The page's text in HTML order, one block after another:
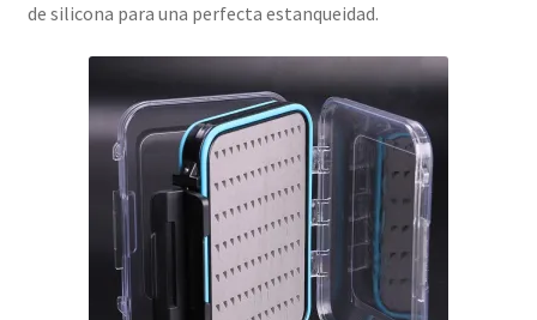
de silicona para una perfecta estanqueidad.